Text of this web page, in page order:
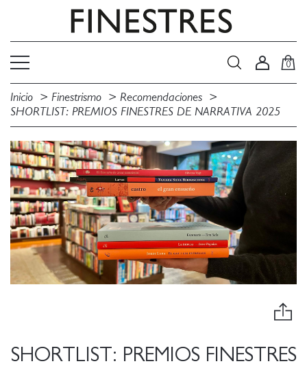
0
Inicio Finestrismo
Recomendaciones
SHORTLIST: PREMIOS FINESTRES DE NARRATIVA 2025
SHORTLIST: PREMIOS FINESTRES